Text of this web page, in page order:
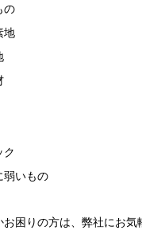
の
地
いもの
困りの方は、弊社にお気